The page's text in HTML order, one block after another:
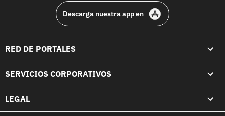
Descarga nuestra app en
RED DE PORTALES
SERVICIOS CORPORATIVOS
LEGAL